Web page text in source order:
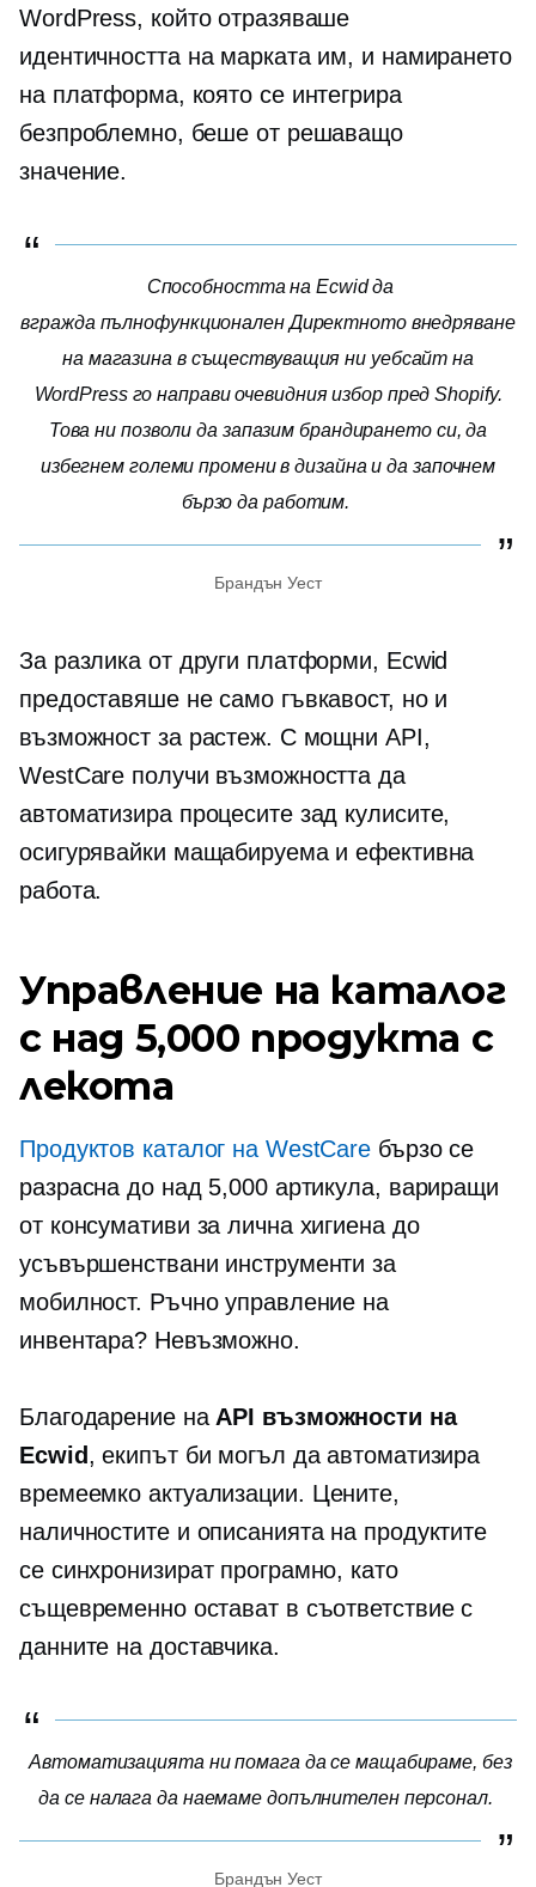
WordPress, който отразяваше
идентичността на марката им, и намирането
на платформа, която се интегрира
безпроблемно, беше от решаващо
значение.
Способността на Ecwid да
вгражда пълнофункционаленДиректното внедряване
на магазина в съществуващия ни уебсайт на
WordPress го направи очевидния избор пред Shopify.
Това ни позволи да запазим брандирането си, да
избегнем големи промени в дизайна и да започнем
бързо да работим.
Брандън Уест
За разлика от други платформи, Ecwid
предоставяше не само гъвкавост, но и
възможност за растеж. С мощни API,
WestCare получи възможността да
автоматизира процесите зад кулисите,
осигурявайки мащабируема и ефективна
работа.
Управление на каталог
с над 5,000 продукта с
лекота
Продуктов каталог на WestCare бързо се
разрасна до над 5,000 артикула, вариращи
от консумативи за лична хигиена до
усъвършенствани инструменти за
мобилност. Ръчно управление на
инвентара? Невъзможно.
Благодарение на API възможности на
Ecwid, екипът би могъл да автоматизира
времеемко актуализации. Цените,
наличностите и описанията на продуктите
се синхронизират програмно, като
същевременно остават в съответствие с
данните на доставчика.
Автоматизацията ни помага да се мащабираме, без
да се налага да наемаме допълнителен персонал.
Брандън Уест